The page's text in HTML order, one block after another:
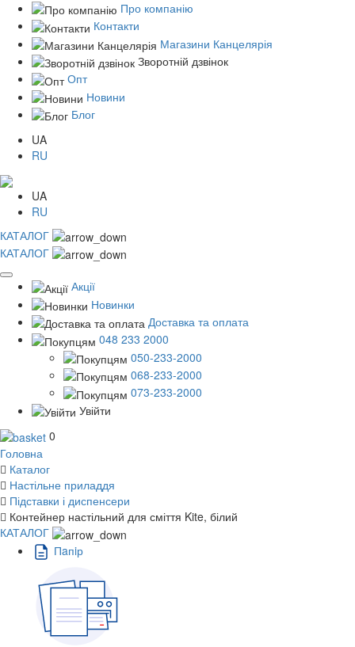
Про компанію
Контакти
Магазини Канцелярія
Зворотній дзвінок
Опт
Новини
Блог
UA
RU
UA
RU
КАТАЛОГ
КАТАЛОГ
Акції
Новинки
Доставка та оплата
048 233 2000
050-233-2000
068-233-2000
073-233-2000
Увійти
0
Головна
Каталог
Настільне приладдя
Підставки і диспенсери
Контейнер настільний для сміття Kite, білий
КАТАЛОГ
Пaпiр